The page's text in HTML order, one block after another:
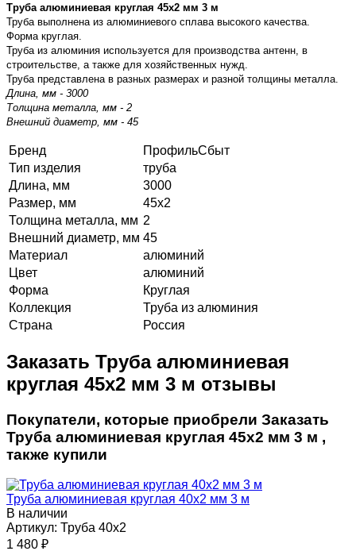
Труба алюминиевая круглая 45х2 мм 3 м
Труба выполнена из алюминиевого сплава высокого качества.
Форма круглая.
Труба из алюминия используется для производства антенн, в
строительстве, а также для хозяйственных нужд.
Труба представлена в разных размерах и разной толщины металла.
Длина, мм - 3000
Толщина металла, мм - 2
Внешний диаметр, мм - 45
Бренд
ПрофильСбыт
Тип изделия
труба
Длина, мм
3000
Размер, мм
45х2
Толщина металла, мм 2
Внешний диаметр, мм 45
Материал
алюминий
Цвет
алюминий
Форма
Круглая
Коллекция
Труба из алюминия
Страна
Россия
Заказать Труба алюминиевая
круглая 45х2 мм 3 м отзывы
Покупатели, которые приобрели Заказать
Труба алюминиевая круглая 45х2 мм 3 м ,
также купили
Труба алюминиевая круглая 40х2 мм 3 м
В наличии
Артикул: Труба 40х2
1 480 ₽